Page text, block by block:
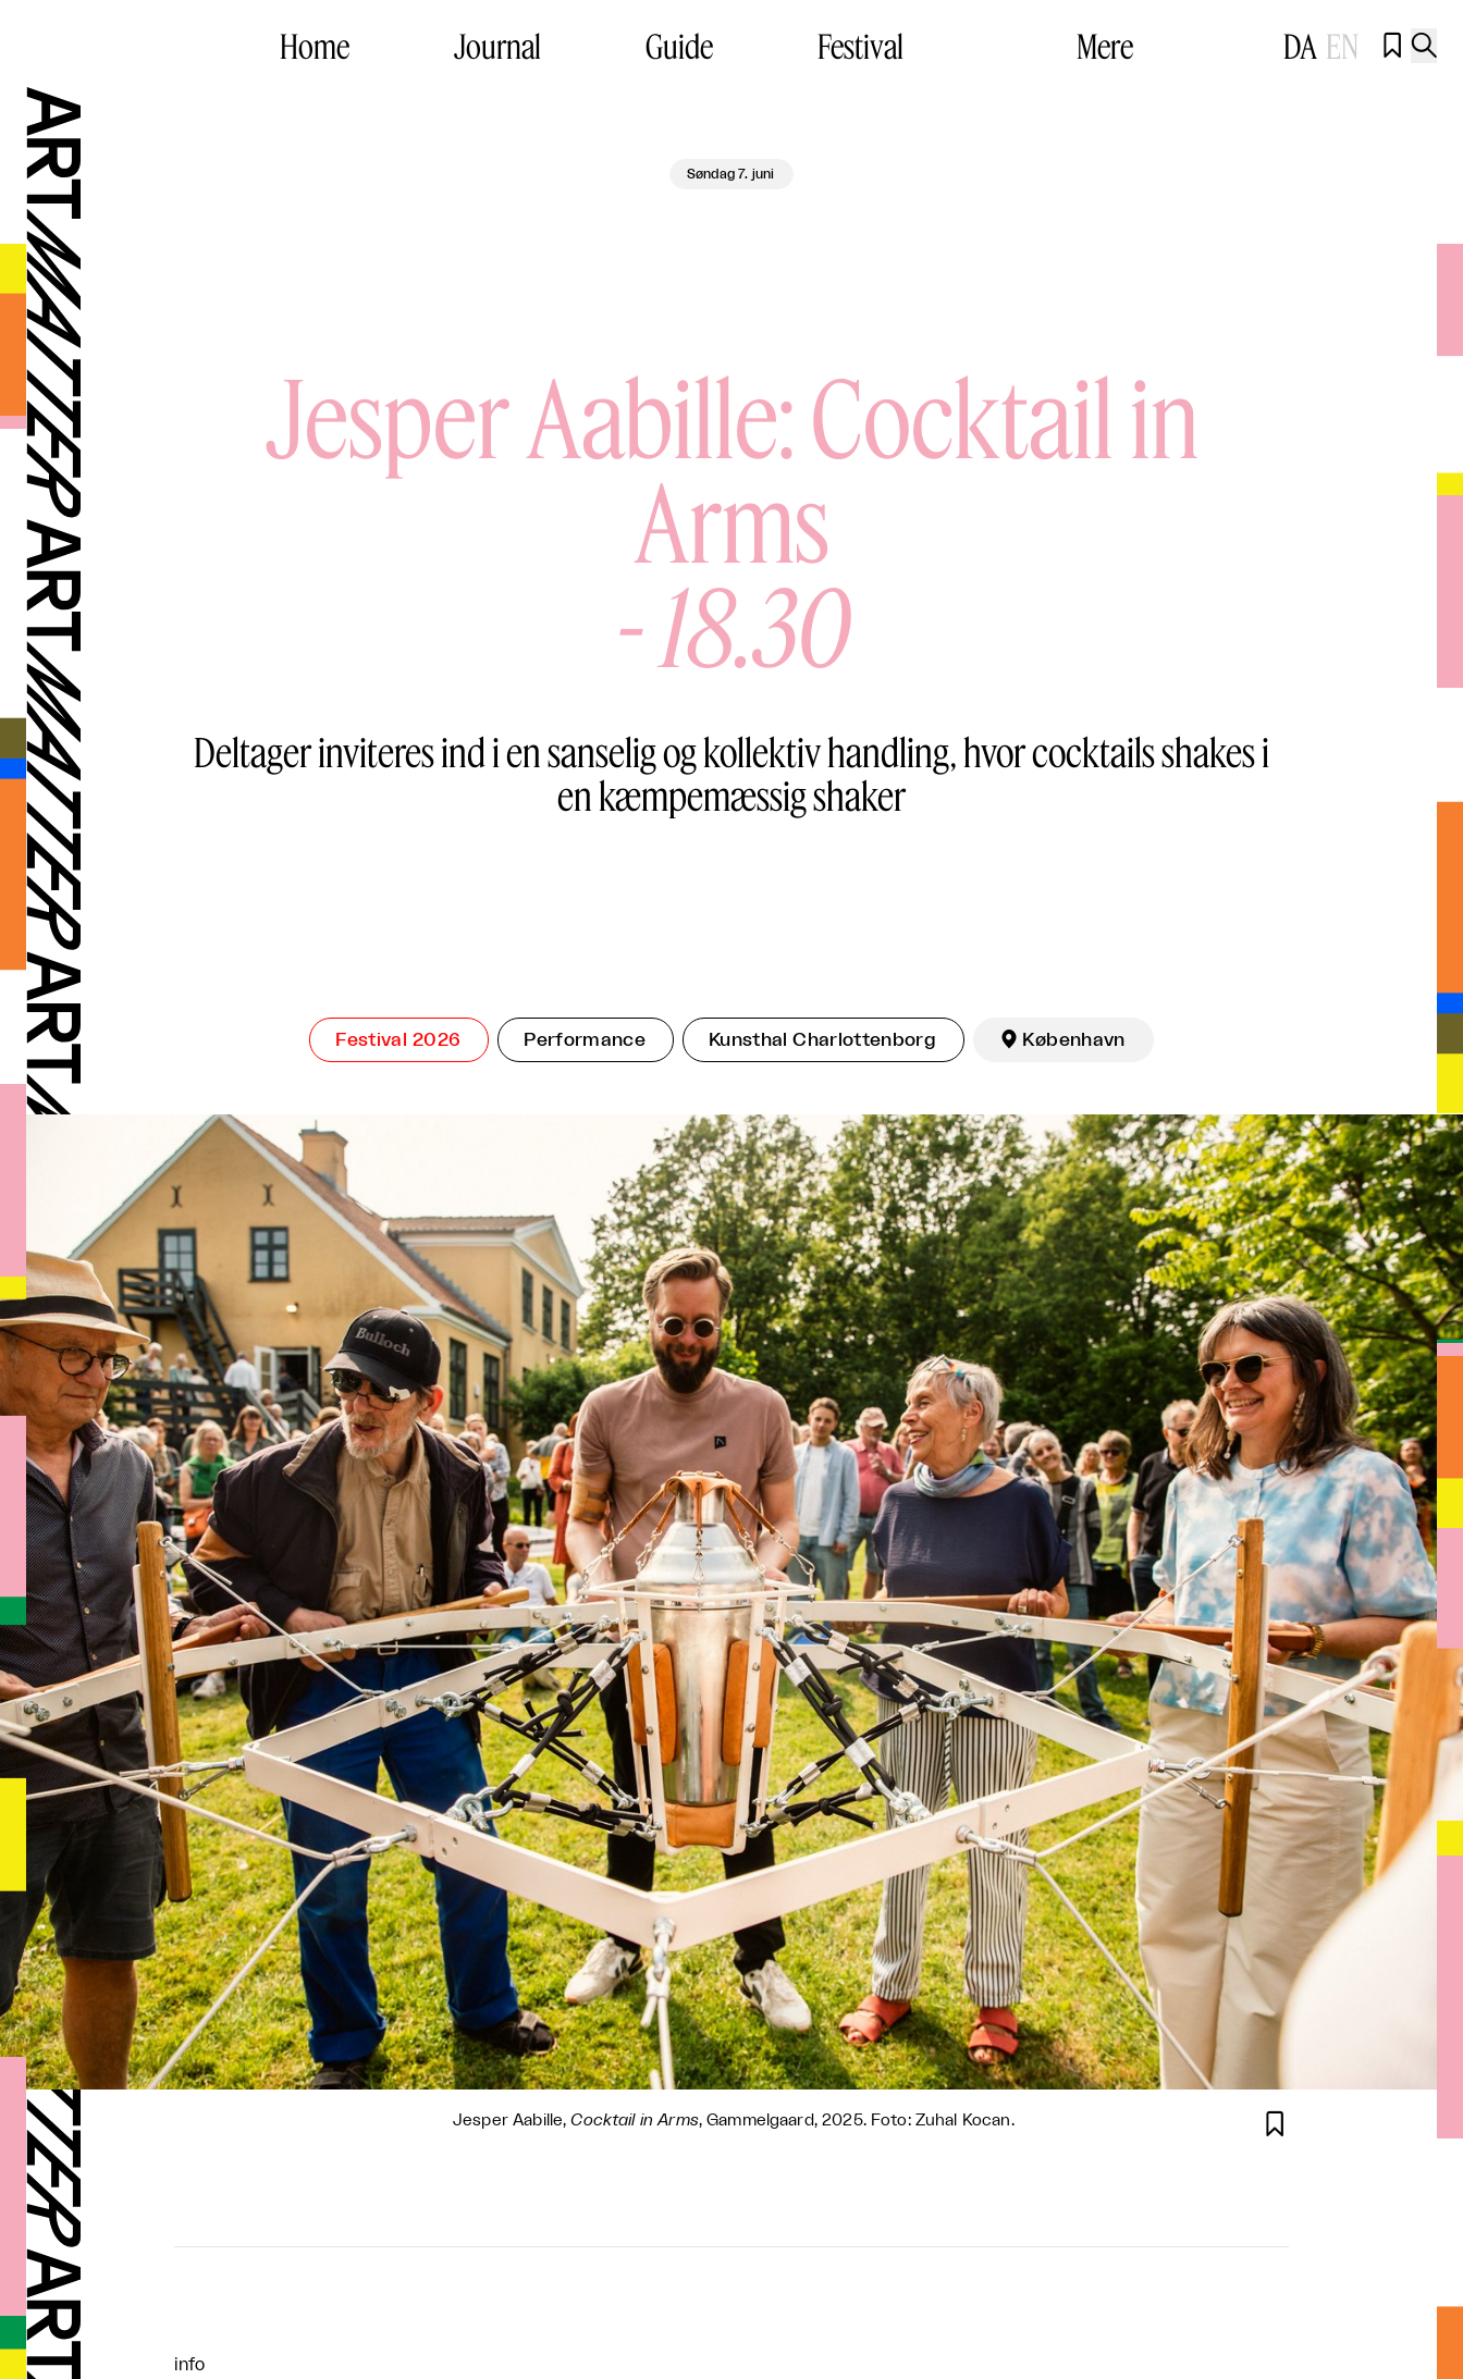
Home Journal Guide Festival Mere DA EN  
Søndag 7. juni
Jesper Aabille: Cocktail in
Arms
-18.30
Deltager inviteres ind i en sanselig og kollektiv handling, hvor cocktails shakes i
en kæmpemæssig shaker
Festival 2026 Performance Kunsthal Charlottenborg  København
Jesper Aabille,Cocktail in Arms, Gammelgaard, 2025. Foto: Zuhal Kocan. 
info